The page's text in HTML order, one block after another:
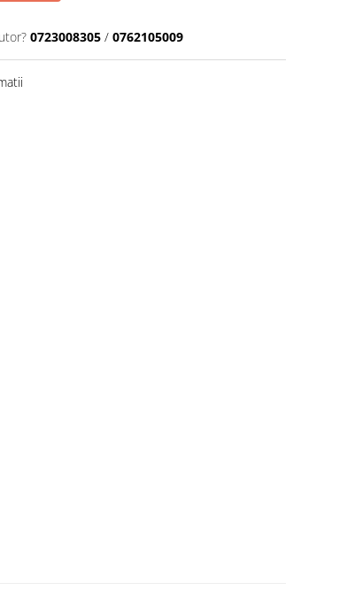
0723008305 / 0762105009